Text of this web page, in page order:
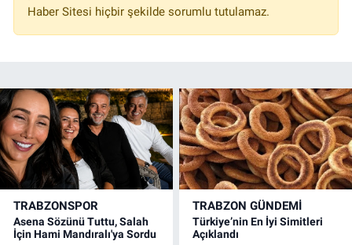
Haber Sitesi hiçbir şekilde sorumlu tutulamaz.
TRABZONSPOR
Asena Sözünü Tuttu, Salah
İçin Hami Mandıralı'ya Sordu
TRABZON GÜNDEMİ
Türkiye’nin En İyi Simitleri
Açıklandı